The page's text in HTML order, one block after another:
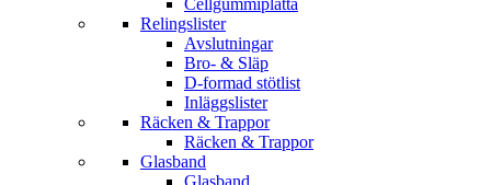
Cellgummiplatta
Relingslister
Avslutningar
Bro- & Släp
D-formad stötlist
Inläggslister
Räcken & Trappor
Räcken & Trappor
Glasband
Glasband